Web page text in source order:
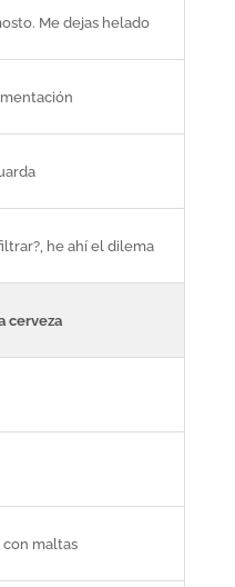
Me dejas helado
he ahí el dilema
cerveza
con maltas